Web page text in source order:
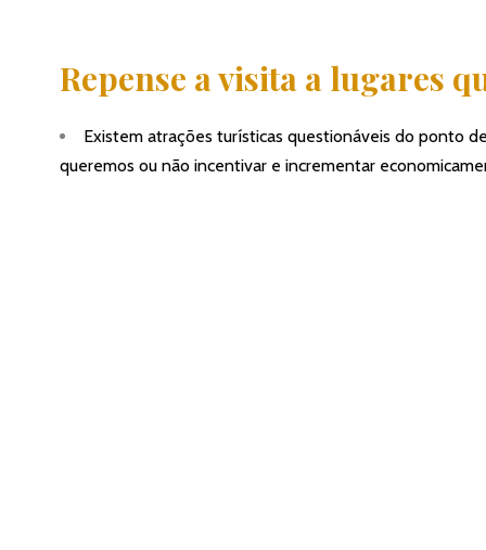
Repense a visita a lugares
Existem atrações turísticas questionáveis do ponto
queremos ou não incentivar e incrementar